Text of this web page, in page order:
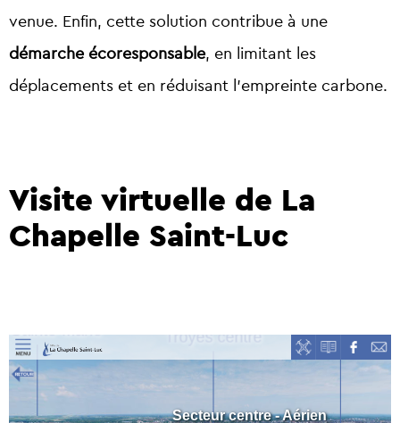
venue. Enfin, cette solution contribue à une
démarche écoresponsable, en limitant les
déplacements et en réduisant l’empreinte carbone.
Visite virtuelle de La
Chapelle Saint-Luc